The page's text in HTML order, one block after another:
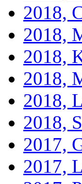
2018,
2018,
2018,
2018,
2018,
2018,
2017,
2017,